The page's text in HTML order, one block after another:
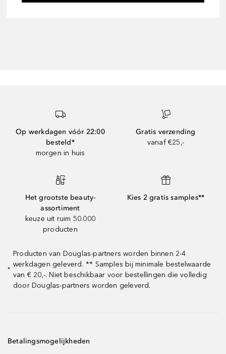
Op werkdagen vóór 22:00
besteld*
morgen in huis
Gratis verzending
vanaf €25,-
Het grootste beauty-
assortiment
keuze uit ruim 50.000
producten
Kies 2 gratis samples**
*
Producten van Douglas-partners worden binnen 2-4
werkdagen geleverd. ** Samples bij minimale bestelwaarde
van € 20,-. Niet beschikbaar voor bestellingen die volledig
door Douglas-partners worden geleverd.
Betalingsmogelijkheden